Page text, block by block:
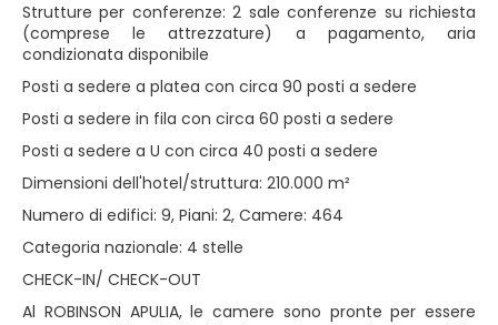
Strutture per conferenze: 2 sale conferenze su richiesta
(comprese le attrezzature) a pagamento, aria
condizionata disponibile
Posti a sedere a platea con circa 90 posti a sedere
Posti a sedere in fila con circa 60 posti a sedere
Posti a sedere a U con circa 40 posti a sedere
Dimensioni dell'hotel/struttura: 210.000 m²
Numero di edifici: 9, Piani: 2, Camere: 464
Categoria nazionale: 4 stelle
CHECK-IN/ CHECK-OUT
Al ROBINSON APULIA, le camere sono pronte per essere